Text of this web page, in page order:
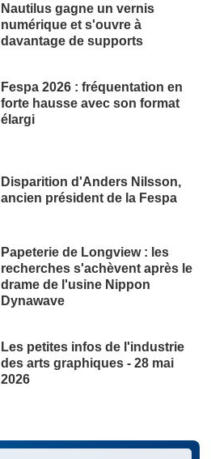
Nautilus gagne un vernis
numérique et s'ouvre à
davantage de supports
Fespa 2026 : fréquentation en
forte hausse avec son format
élargi
Disparition d'Anders Nilsson,
ancien président de la Fespa
Papeterie de Longview : les
recherches s'achèvent après le
drame de l'usine Nippon
Dynawave
Les petites infos de l'industrie
des arts graphiques - 28 mai
2026